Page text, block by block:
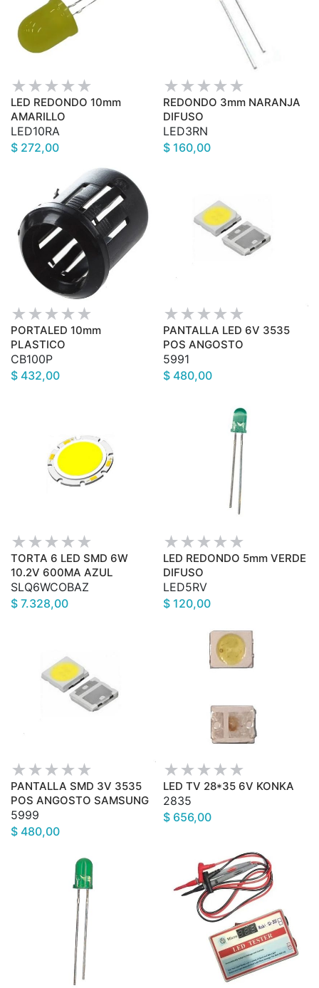
LED REDONDO 10mm
AMARILLO
LED10RA
$ 272,00
REDONDO 3mm NARANJA
DIFUSO
LED3RN
$ 160,00
PORTALED 10mm
PLASTICO
CB100P
$ 432,00
PANTALLA LED 6V 3535
POS ANGOSTO
5991
$ 480,00
TORTA 6 LED SMD 6W
10.2V 600MA AZUL
SLQ6WCOBAZ
$ 7.328,00
LED REDONDO 5mm VERDE
DIFUSO
LED5RV
$ 120,00
PANTALLA SMD 3V 3535
POS ANGOSTO SAMSUNG
5999
$ 480,00
LED TV 28*35 6V KONKA
2835
$ 656,00